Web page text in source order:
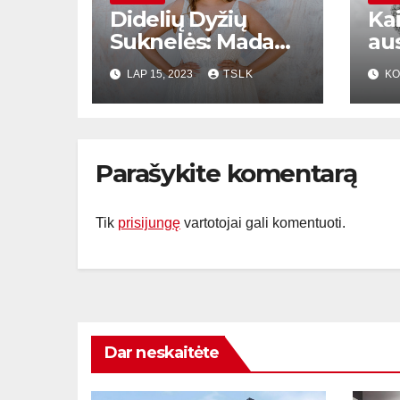
Didelių Dyžių
Suknelės: Mada
Be Išimčių
LAP 15, 2023 TSLK
Parašykite komentarą
Tik prisijungę vartotojai gali komentuoti.
Dar neskaitėte